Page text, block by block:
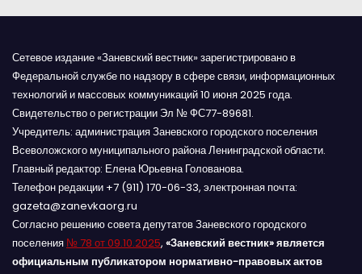
Сетевое издание «Заневский вестник» зарегистрировано в
Федеральной службе по надзору в сфере связи, информационных
технологий и массовых коммуникаций 10 июня 2025 года.
Свидетельство о регистрации Эл № ФС77-89681.
Учредитель: администрация Заневского городского поселения
Всеволожского муниципального района Ленинградской области.
Главный редактор: Елена Юрьевна Голованова.
Телефон редакции +7 (911) 170-06-33, электронная почта:
gazeta@zanevkaorg.ru
Согласно решению совета депутатов Заневского городского
поселения № 78 от 09.10.2025, «Заневский вестник» является
официальным публикатором нормативно-правовых актов